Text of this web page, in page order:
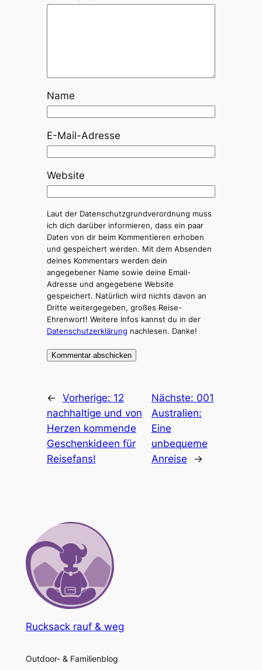
Name
E-Mail-Adresse
Website
Laut der Datenschutzgrundverordnung muss
ich dich darüber informieren, dass ein paar
Daten von dir beim Kommentieren erhoben
und gespeichert werden. Mit dem Absenden
deines Kommentars werden dein
angegebener Name sowie deine Email-
Adresse und angegebene Website
gespeichert. Natürlich wird nichts davon an
Dritte weitergegeben, großes Reise-
Ehrenwort! Weitere Infos kannst du in der
Datenschutzerklärung nachlesen. Danke!
← Vorherige: 12
nachhaltige und von
Herzen kommende
Geschenkideen für
Reisefans!
Nächste: 001
Australien:
Eine
unbequeme
Anreise
→
Rucksack rauf & weg
Outdoor- & Familienblog